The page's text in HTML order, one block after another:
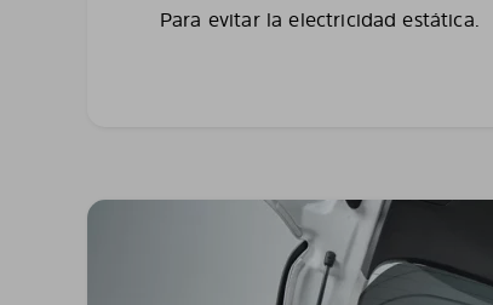
Para evitar la electricidad estática.